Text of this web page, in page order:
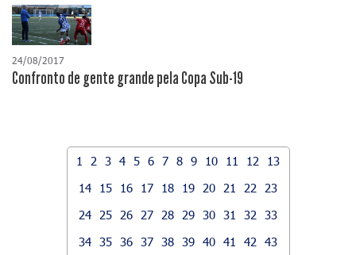
24/08/2017
Confronto de gente grande pela Copa Sub-19
1 2 3 4 5 6 7 8 9 10 11 12
13
14
15 16 17 18 19 20 21 22
23
24
25 26 27 28 29 30 31 32
33
34 35 36 37 38 39 40 41 42
43